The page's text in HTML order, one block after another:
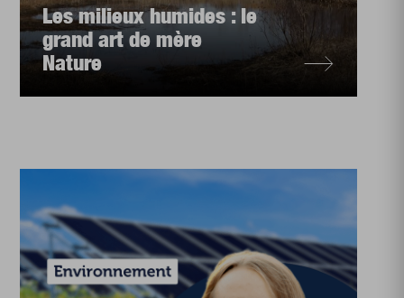
Les milieux humides : le
grand art de mère
Nature